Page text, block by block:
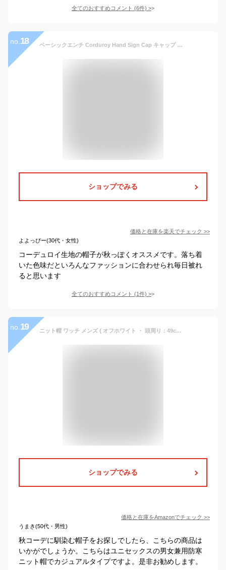
全てのおすすめコメント (6件) >
no. 18 ベーシックエンチ Corduroy Hand Sign Cap キャップ 帽子 レディース メンズ 秋冬 コーデュロイ オリジナル 全4色 フリーサイズ 57cm 59cm bch-s01548
ショップでみる
価格と在庫を楽天でチェック >>
よよっぴー(30代・女性)
コーデュロイ生地の帽子が秋っぽくオススメです。落ち着
いた色味だといろんなファッションに合わせられ毎日被れ
ると思います
全てのおすすめコメント (1件) >
no. 19 ニット帽 ワッチ メンズ { オフホワイト ・ 頭周り：49cm-62cm } 男女兼用 ユニセックス 白 ニットキャップ ビーニー ショートワッチ メンズ レディース カジュアル コーデ おしゃれ 防寒 かわいい 大きいサイズ 春 夏 秋 冬 男性用 女性用 帽子
ショップでみる
価格と在庫をAmazonでチェック >>
うまき(50代・男性)
秋コーデに馴染む帽子をお探しでしたら、こちらの商品は
いかがでしょうか。こちらはユニセックスの男女兼用防寒
ニット帽でカジュアルタイプですよ。是非お勧めします。